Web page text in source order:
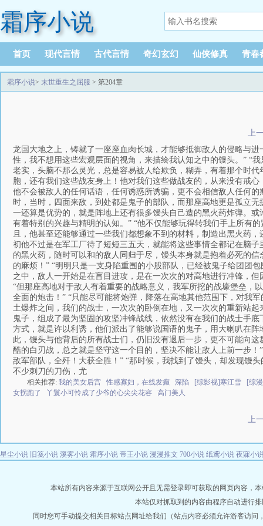
霜序小说
首页 现代言情 古代言情 奇幻玄幻 仙侠修真 青春
霜序小说> 末世重生之屈服 > 第204章
上
龙国大地之上，铸就了一座座血肉长城，才能够抵御敌人的侵略与
性，我不想用这些宏观层面的视角，来描绘我认知之中的馒头。” “
老实，头脑不那么灵光，总是容易被人给欺负，糊弄，有着那个时
胞，还有我们这些战友身上！他对我们这些做战友的，从来没有戒
他不会被敌人的任何话语，任何诱惑所诱骗，更不会相信敌人任何
时，当时，四面来敌，到处都是鬼子的部队，而那座高地更是孤立
一还算是优势的，就是阵地上还有很多馒头自己造的黑火药炸弹。
有着特别的兴趣与精明的认知。” “他不仅能够玩得转我们手上所有
且，他甚至还能够通过一些我们都想象不到的材料，制造出黑火药
初他不过是在军工厂待了短短三五天，就能将这些事情全都记在脑
的黑火药，随时可以和的敌人同归于尽，馒头本身就是抱着必死的
的麻烦！” “明明只是一支身陷重围的小股部队，已经被鬼子给团团
之中，敌人一开始是在盲目进攻，是在一次次的对高地进行冲锋，
“但那座高地对于敌人有着重要的战略意义，我军所挖的战壕堡垒，
全面的炮击！” “只能尽可能将炮弹，降落在高地其他范围下，对我
土爆炸之间，我们的战士，一次次的卧倒在地，又一次次的重新站
鬼子，组成了最为坚固的攻坚冲锋战线，依然没有在我们的战士手
方式，就是许以利诱，他们派出了能够说国语的鬼子，用大喇叭在
此，馒头与他背后的所有战士们，仍旧没有退后一步，更不可能向
酷的白刃战，总之就是坚守这一个目的，坚决不能让敌人上前一步
敌军部队，全歼！大获全胜！” “那时候，我找到了馒头，却发现馒
不少刺刀的刀伤，尤
相关推荐: 我的美女后宫 性感寡妇，在线发癫 深陷 [综影视]寒江雪
[综
女拐跑了
丫鬟小可怜成了少爷的心尖尖花容 高门美人
上
星尘小说 旧笺小说 溪雾小说 霜序小说 帝王小说 漫漫推文 700小说 纸鸢小说 夜寐小
本站所有内容来源于互联网公开且无需登录即可获取的网页内容，
本站仅对抓取到的内容由程序自动进行
同时您可手动提交相关目标站点网址给我们（站点内容必须允许游客访